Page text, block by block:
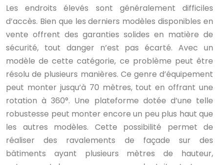
Les endroits élevés sont généralement difficiles
d’accès. Bien que les derniers modèles disponibles en
vente offrent des garanties solides en matière de
sécurité, tout danger n’est pas écarté. Avec un
modèle de cette catégorie, ce problème peut être
résolu de plusieurs manières. Ce genre d’équipement
peut monter jusqu’à 70 mètres, tout en offrant une
rotation à 360°. Une plateforme dotée d’une telle
robustesse peut monter encore un peu plus haut que
les autres modèles. Cette possibilité permet de
réaliser des ravalements de façade sur des
bâtiments ayant plusieurs mètres de hauteur,